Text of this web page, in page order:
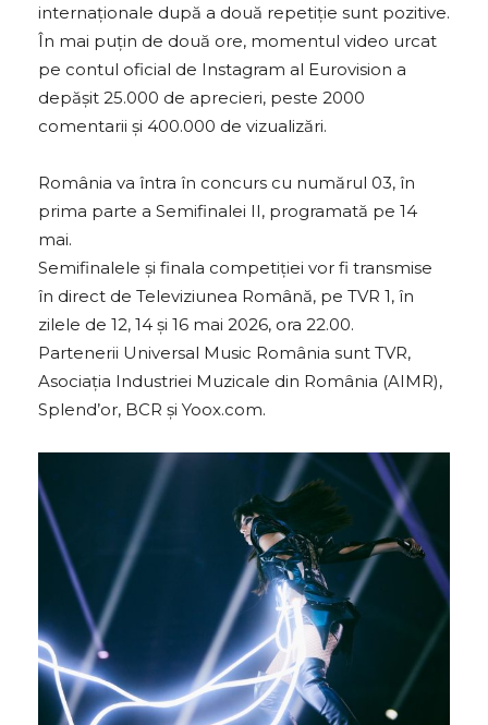
internaționale după a două repetiție sunt pozitive.
În mai puțin de două ore, momentul video urcat
pe contul oficial de Instagram al Eurovision a
depășit 25.000 de aprecieri, peste 2000
comentarii și 400.000 de vizualizări.
România va întra în concurs cu numărul 03, în
prima parte a Semifinalei II, programată pe 14
mai.
Semifinalele și finala competiției vor fi transmise
în direct de Televiziunea Română, pe TVR 1, în
zilele de 12, 14 şi 16 mai 2026, ora 22.00.
Partenerii Universal Music România sunt TVR,
Asociația Industriei Muzicale din România (AIMR),
Splend’or, BCR și Yoox.com.